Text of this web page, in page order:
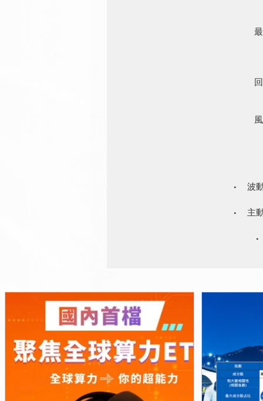
• 波
• 主
•